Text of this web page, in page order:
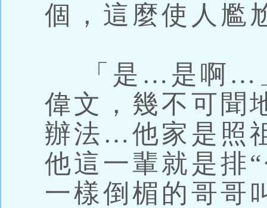
個，這麼使人尷
「是…是啊…
偉文，幾不可聞
辦法…他家是照
他這一輩就是排
一樣倒楣的哥哥